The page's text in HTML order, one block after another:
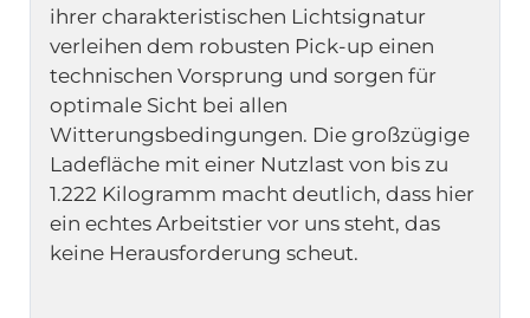
ihrer charakteristischen Lichtsignatur
verleihen dem robusten Pick-up einen
technischen Vorsprung und sorgen für
optimale Sicht bei allen
Witterungsbedingungen. Die großzügige
Ladefläche mit einer Nutzlast von bis zu
1.222 Kilogramm macht deutlich, dass hier
ein echtes Arbeitstier vor uns steht, das